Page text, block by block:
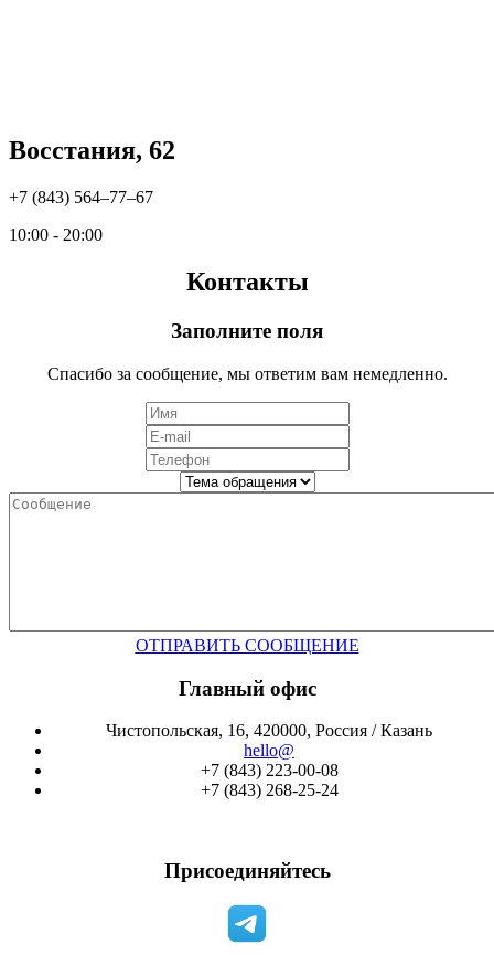
Восстания, 62
+7 (843) 564‒77‒67
10:00 - 20:00
Контакты
Заполните поля
Спасибо за сообщение, мы ответим вам немедленно.
ОТПРАВИТЬ СООБЩЕНИЕ
Главный офис
Чистопольская, 16, 420000, Россия / Казань
hello@
+7 (843) 223-00-08
+7 (843) 268-25-24
Присоединяйтесь